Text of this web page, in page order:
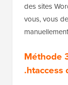
des sites
vous, vous
Méthode
.htaccess